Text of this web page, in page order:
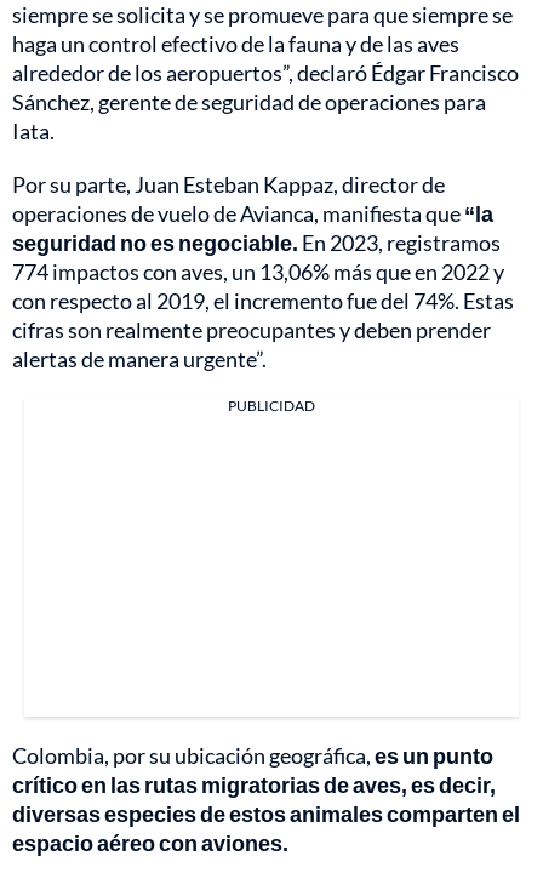
siempre se solicita y se promueve para que siempre se
haga un control efectivo de la fauna y de las aves
alrededor de los aeropuertos”, declaró Édgar Francisco
Sánchez, gerente de seguridad de operaciones para
Iata.
Por su parte, Juan Esteban Kappaz, director de
operaciones de vuelo de Avianca, manifiesta que“la
seguridad no es negociable. En 2023, registramos
774 impactos con aves, un 13,06% más que en 2022 y
con respecto al 2019, el incremento fue del 74%. Estas
cifras son realmente preocupantes y deben prender
alertas de manera urgente”.
PUBLICIDAD
Colombia, por su ubicación geográfica,es un punto
crítico en las rutas migratorias de aves, es decir,
diversas especies de estos animales comparten el
espacio aéreo con aviones.